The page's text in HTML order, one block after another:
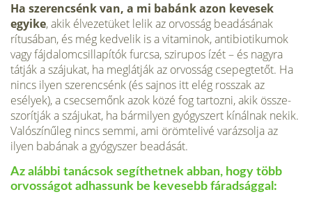
Ha szerencsénk van, a mi babánk azon kevesek
egyike, akik élvezetüket lelik az orvosság beadásának
rítusában, és még kedvelik is a vitaminok, antibio­tikumok
vagy fájdalomcsillapítók fur­csa, szirupos ízét – és nagyra
tátják a szájukat, ha meglátják az orvosság csepegtetőt. Ha
nincs ilyen szerencsénk (és saj­nos itt elég rosszak az
esélyek), a csecse­mőnk azok közé fog tartozni, akik össze­
szorítják a szájukat, ha bármilyen gyógy­szert kínálnak nekik.
Valószínűleg nincs semmi, ami örömtelivé varázsolja az
ilyen babának a gyógyszer beadását.
Az alábbi tanácsok segíthetnek abban, hogy több
orvosságot adhassunk be ke­vesebb fáradsággal: